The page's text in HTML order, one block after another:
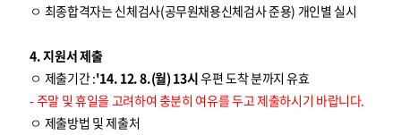
ㅇ 최종합격자는 신체검사(공무원채용신체검사 준용) 개인별 실시
4. 지원서 제출
ㅇ 제출기간 :'14. 12. 8.(월) 13시우편 도착 분까지 유효
- 주말 및 휴일을 고려하여 충분히 여유를 두고 제출하시기 바랍니다.
ㅇ 제출방법 및 제출처